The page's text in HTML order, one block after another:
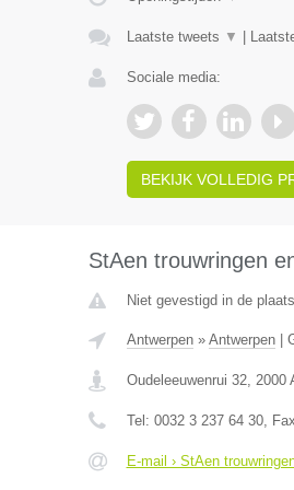
Laatste tweets ▼
Sociale media:
BEKIJK VOLLEDIG
StAen trouwringen
Niet gevestigd in de
Antwerpen» Antwerpen|
Oudeleeuwenrui 32, 2000
Tel: 0032 3 237 64 30,
E-mail › StAen